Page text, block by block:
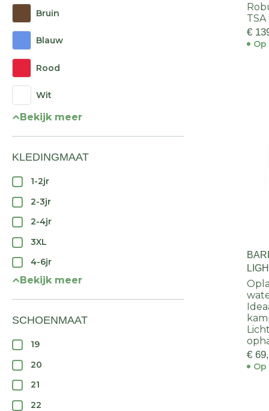
Bruin
Blauw
Rood
Wit
Bekijk meer
KLEDINGMAAT
1-2jr
2-3jr
2-4jr
3XL
4-6jr
Bekijk meer
SCHOENMAAT
19
20
21
22
€
Op
€
Op